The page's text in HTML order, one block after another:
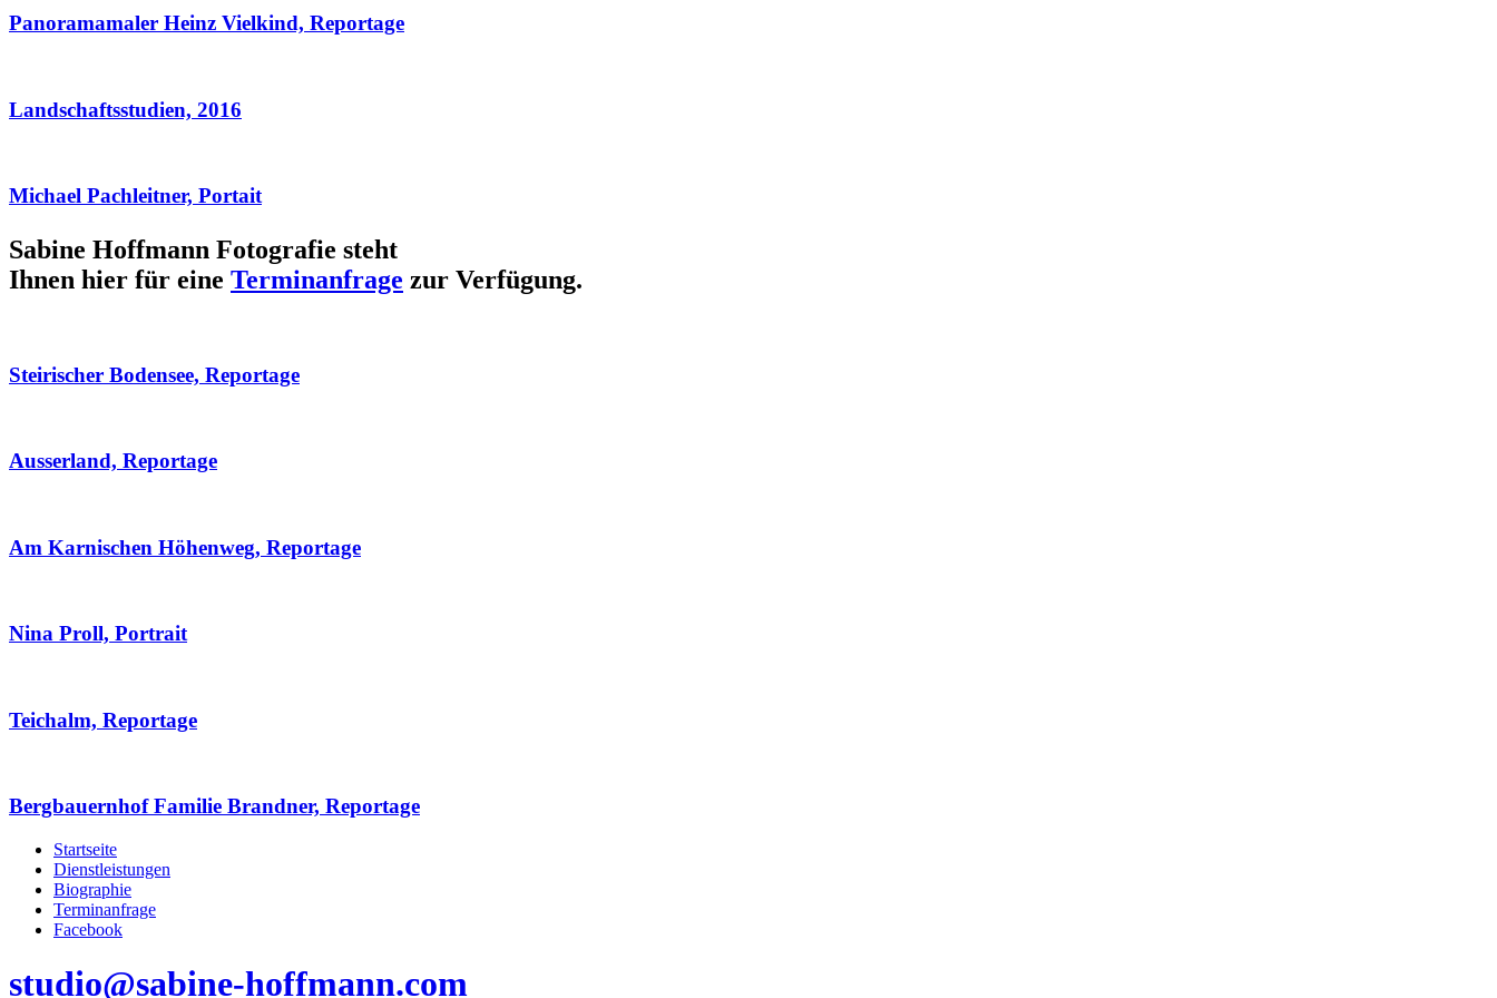
Panoramamaler Heinz Vielkind, Reportage
Landschaftsstudien, 2016
Michael Pachleitner, Portait
Sabine Hoffmann Fotografie steht
Ihnen hier für eine Terminanfrage zur Verfügung.
Steirischer Bodensee, Reportage
Ausserland, Reportage
Am Karnischen Höhenweg, Reportage
Nina Proll, Portrait
Teichalm, Reportage
Bergbauernhof Familie Brandner, Reportage
Startseite
Dienstleistungen
Biographie
Terminanfrage
Facebook
studio@sabine-hoffmann.com